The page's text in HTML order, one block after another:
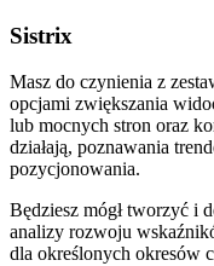
Sistrix
Masz do czynienia z
opcjami zwiększania
lub mocnych stron oraz
działają, poznawania
pozycjonowania.
Będziesz mógł tworzyć i
analizy rozwoju
dla określonych okresów